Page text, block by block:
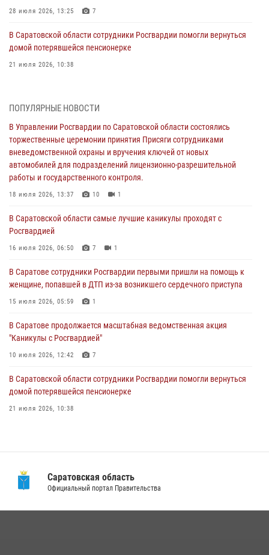
28 июля 2026, 13:25 7
В Саратовской области сотрудники Росгвардии помогли вернуться
домой потерявшейся пенсионерке
21 июля 2026, 10:38
вневедомственной охраны и вручения ключей от новых
автомобилей для подразделений лицензионно-разрешительной
работы и государственного контроля.
18 июля 2026, 13:37 10 1
В Саратовской области самые лучшие каникулы проходят с
Росгвардией
В Саратове сотрудники Росгвардии первыми пришли на помощь к
женщине, попавшей в ДТП из-за возникшего сердечного приступа
В Саратове продолжается масштабная ведомственная акция
"Каникулы с Росгвардией"
В Саратовской области при содействии спецназа Росгвардии
задержан подозреваемый в незаконном обороте наркотиков
ПОПУЛЯРНЫЕ НОВОСТИ
В Управлении Росгвардии по Саратовской области состоялись
торжественные церемонии принятия Присяги сотрудниками
вневедомственной охраны и вручения ключей от новых
автомобилей для подразделений лицензионно-разрешительной
работы и государственного контроля.
18 июля 2026, 13:37 10 1
В Саратовской области самые лучшие каникулы проходят с
Росгвардией
16 июля 2026, 06:50 7 1
В Саратове сотрудники Росгвардии первыми пришли на помощь к
женщине, попавшей в ДТП из-за возникшего сердечного приступа
15 июля 2026, 05:59 1
В Саратове продолжается масштабная ведомственная акция
"Каникулы с Росгвардией"
10 июля 2026, 12:42 7
В Саратовской области сотрудники Росгвардии помогли вернуться
домой потерявшейся пенсионерке
21 июля 2026, 10:38
29 июля 2026, 13:30 8 1
задержан подозреваемый в незаконном обороте наркотиков
Саратовская область
Официальный портал Правительства